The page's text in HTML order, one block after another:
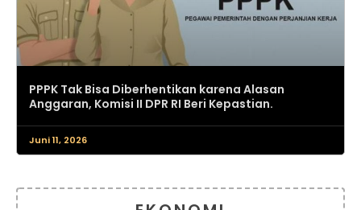
PPPK Tak Bisa Diberhentikan karena Alasan
Anggaran, Komisi II DPR RI Beri Kepastian.
Juni 11, 2026